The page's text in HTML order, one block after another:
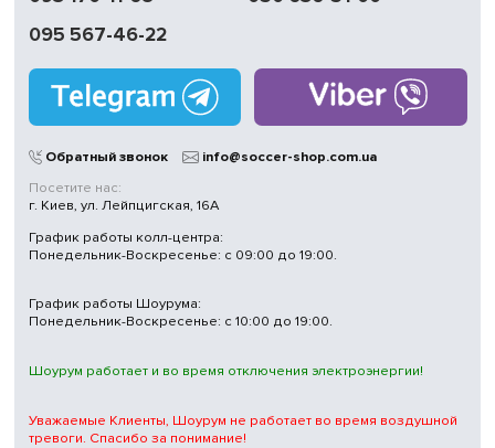
без выходных
в Киеве
095 567-46-22
Обратный звонок
info@soccer-shop.com.ua
Посетите нас:
г. Киев, ул. Лейпцигская, 16А
График работы колл-центра:
Понедельник-Воскресенье: с 09:00 до 19:00.
График работы Шоурума:
Понедельник-Воскресенье: с 10:00 до 19:00.
Шоурум работает и во время отключения электроэнергии!
Уважаемые Клиенты, Шоурум не работает во время воздушной
тревоги. Спасибо за понимание!